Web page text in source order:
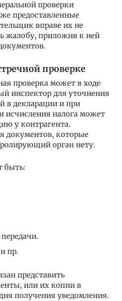
проверки
предоставленные
вправе их не
жалобу, приложив к ней
проверке
проверка может в ходе
инспектор для уточнения
в декларации и при
исчисления налога может
у контрагента.
документов, которые
орган нету.
быть:
пр.
представить
или их копии в
получения уведомления.